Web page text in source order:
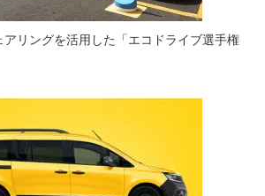
リングを活用した「エコドライブ選手権